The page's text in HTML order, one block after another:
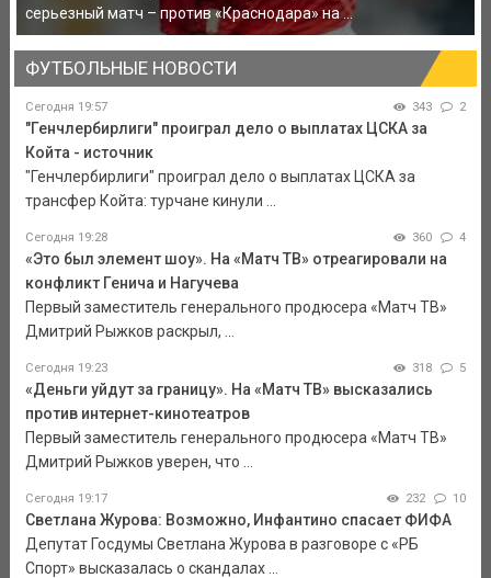
серьезный матч – против «Краснодара» на ...
ФУТБОЛЬНЫЕ НОВОСТИ
Сегодня 19:57 343 2
"Генчлербирлиги" проиграл дело о выплатах ЦСКА за
Койта - источник
"Генчлербирлиги" проиграл дело о выплатах ЦСКА за
трансфер Койта: турчане кинули ...
Сегодня 19:28 360 4
«Это был элемент шоу». На «Матч ТВ» отреагировали на
конфликт Генича и Нагучева
Первый заместитель генерального продюсера «Матч ТВ»
Дмитрий Рыжков раскрыл, ...
Сегодня 19:23 318 5
«Деньги уйдут за границу». На «Матч ТВ» высказались
против интернет-кинотеатров
Первый заместитель генерального продюсера «Матч ТВ»
Дмитрий Рыжков уверен, что ...
Сегодня 19:17 232 10
Светлана Журова: Возможно, Инфантино спасает ФИФА
Депутат Госдумы Светлана Журова в разговоре с «РБ
Спорт» высказалась о скандалах ...